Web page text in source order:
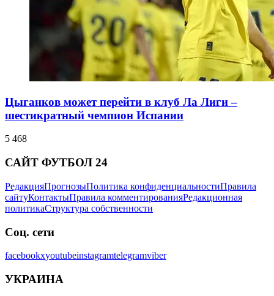
Цыганков может перейти в клуб Ла Лиги –
шестикратный чемпион Испании
5 468
САЙТ ФУТБОЛ 24
РедакцияПрогнозыПолитика конфиденциальностиПравила
сайтуКонтактыПравила комментированияРедакционная
политикаСтруктура собственности
Соц. сети
facebookxyoutubeinstagramtelegramviber
УКРАИНА